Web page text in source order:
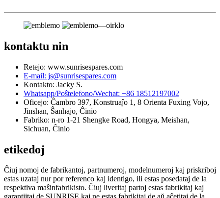
kontaktu nin
Retejo: www.sunrisespares.com
E-mail: js@sunrisespares.com
Kontakto: Jacky S.
Whatsapp/Poŝtelefono/Wechat: +86 18512197002
Oficejo: Ĉambro 397, Konstruaĵo 1, 8 Orienta Fuxing Vojo,
Jinshan, Ŝanhajo, Ĉinio
Fabriko: n-ro 1-21 Shengke Road, Hongya, Meishan,
Sichuan, Ĉinio
etikedoj
Ĉiuj nomoj de fabrikantoj, partnumeroj, modelnumeroj kaj priskriboj
estas uzataj nur por referenco kaj identigo, ili estas posedataj de la
respektiva maŝinfabrikisto. Ĉiuj liveritaj partoj estas fabrikitaj kaj